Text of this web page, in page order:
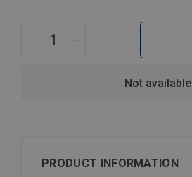
Not available
PRODUCT INFORMATION